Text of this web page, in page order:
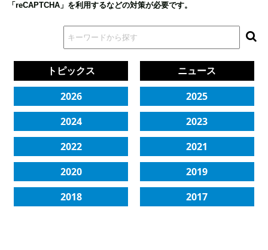
「reCAPTCHA」を利用するなどの対策が必要です。
トピックス
ニュース
2026
2025
2024
2023
2022
2021
2020
2019
2018
2017